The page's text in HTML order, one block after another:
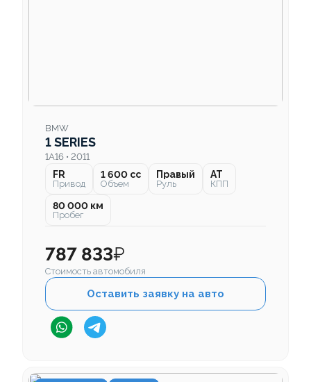
BMW
1 SERIES
1A16 • 2011
FR
Привод
1 600 cc
Объем
Правый
Руль
AT
КПП
80 000 км
Пробег
787 833₽
Стоимость автомобиля
Оставить заявку на авто